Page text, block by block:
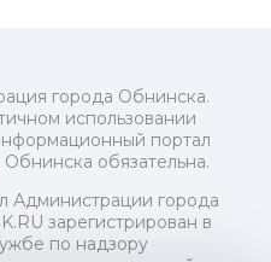
города Обнинска.
использовании
портал
обязательна.
Администрации города
зарегистрирован в
по надзору